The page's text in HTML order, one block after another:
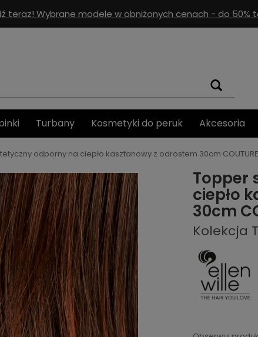
teraz! Wybrane modele w obniżonych cenach - do 50%
Turbany Kosmetyki do peruk Akcesoria
odporny na ciepło kasztanowy z odrostem 30cm
Topper
ciepło
30cm
Kolekcja